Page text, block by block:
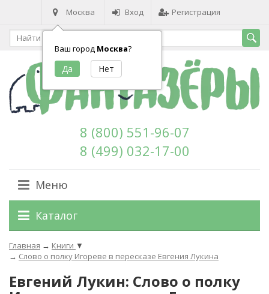
Москва
Ваш город Москва?
Вход Регистрация
8 (800) 551-96-07
8 (499) 032-17-00
Меню
Каталог
Главная → Книги ▼
→ Слово о полку Игореве в пересказе Евгения Лукина
Евгений Лукин: Слово о полку